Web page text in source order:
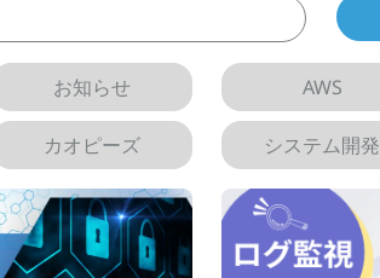
お知らせ AWS
カオピーズ システム開発